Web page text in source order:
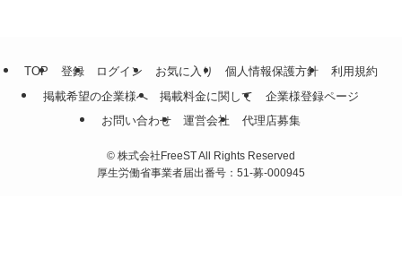
TOP 登録 ログイン お気に入り 個人情報保護方針
利用規約
掲載希望の企業様へ
掲載料金に関して
企業様登録ページ
お問い合わせ
運営会社 代理店募集
© 株式会社FreeST All Rights Reserved
厚生労働省事業者届出番号：51-募-000945